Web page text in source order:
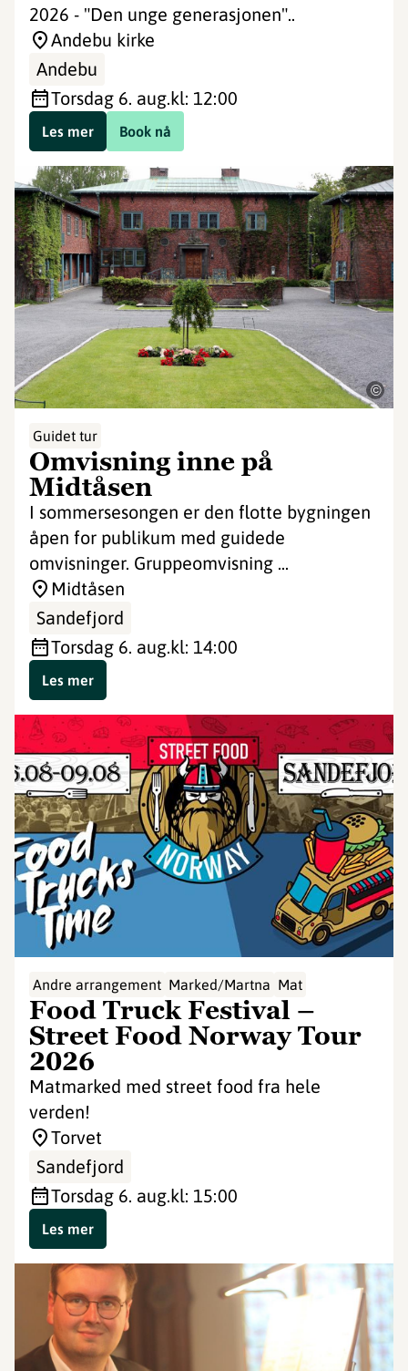
2026 - "Den unge generasjonen"..
Andebu kirke
Andebu
torsdag 6. aug.kl: 12:00
Book nå
Les mer
©
Guidet tur
Omvisning inne på
Midtåsen
I sommersesongen er den flotte bygningen
åpen for publikum med guidede
omvisninger. Gruppeomvisning ...
Midtåsen
Sandefjord
torsdag 6. aug.kl: 14:00
Les mer
Andre arrangement Marked/Martna Mat
Food Truck Festival –
Street Food Norway Tour
2026
Matmarked med street food fra hele
verden!
Torvet
Sandefjord
torsdag 6. aug.kl: 15:00
Les mer